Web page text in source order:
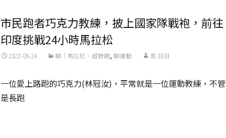
市民跑者巧克力教練，披上國家隊戰袍，前往
印度挑戰24小時馬拉松
2022-06-24 聊｜馬拉松、越野跑, 聊運動 高 日日
一位愛上路跑的巧克力(林冠汝)，平常就是一位運動教練，不管
是長跑